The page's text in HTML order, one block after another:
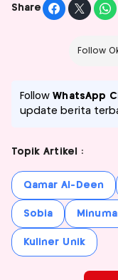
Share
Follow
FollowWhatsApp
update berita
Topik Artikel :
Qamar Al-Deen
Sobia
Kuliner Unik